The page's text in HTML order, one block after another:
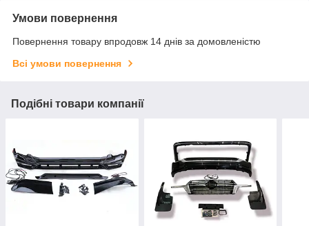
Умови повернення
Повернення товару впродовж 14 днів за домовленістю
Всі умови повернення
Подібні товари компанії